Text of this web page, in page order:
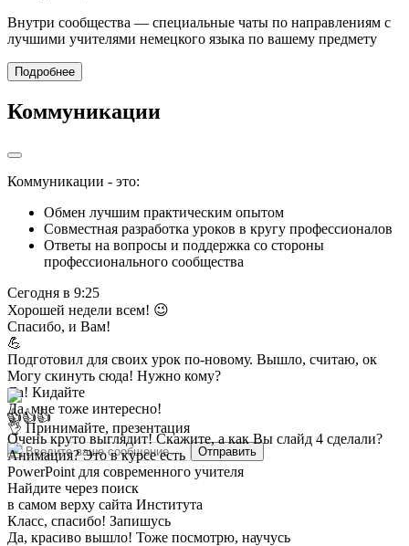
Внутри сообщества — специальные чаты по направлениям с
лучшими учителями немецкого языка по вашему предмету
Подробнее
Коммуникации
Коммуникации - это:
Обмен лучшим практическим опытом
Совместная разработка уроков в кругу профессионалов
Ответы на вопросы и поддержка со стороны
профессионального сообщества
Сегодня в 9:25
Хорошей недели всем! 😉
Спасибо, и Вам!
💪
Подготовил для своих урок по-новому. Вышло, считаю, ок
Могу скинуть сюда! Нужно кому?
Да! Кидайте
Да, мне тоже интересно!
👌 Принимайте, презентация
Отправить
👍👍👍
Очень круто выглядит! Скажите, а как Вы слайд 4 сделали?
Анимация? Это в курсе есть
PowerPoint для современного учителя
Найдите через поиск
в самом верху сайта Института
Класс, спасибо! Запишусь
Да, красиво вышло! Тоже посмотрю, научусь